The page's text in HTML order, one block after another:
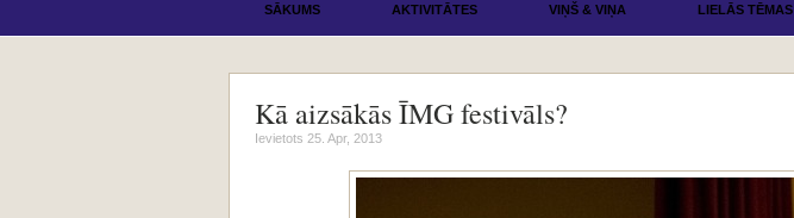
SĀKUMS AKTIVITĀTES VIŅŠ & VIŅA LIELĀS TĒMAS
Kā aizsākās ĪMG festivāls?
Ievietots 25. Apr, 2013